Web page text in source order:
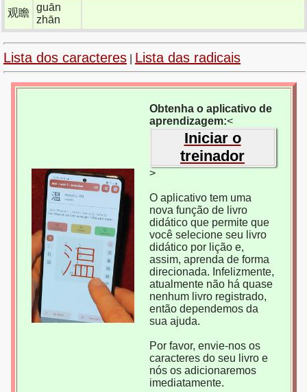
观瞻 guān
zhān
Lista dos caracteres Lista das radicais
Obtenha o aplicativo de
aprendizagem:<
Iniciar o
treinador
>
O aplicativo tem uma
nova função de livro
didático que permite que
você selecione seu livro
didático por lição e,
assim, aprenda de forma
direcionada. Infelizmente,
atualmente não há quase
nenhum livro registrado,
então dependemos da
sua ajuda.
Por favor, envie-nos os
caracteres do seu livro e
nós os adicionaremos
imediatamente.